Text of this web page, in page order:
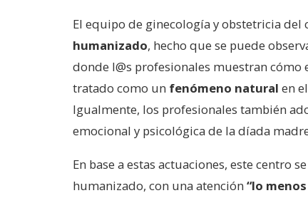
El equipo de ginecología y obstetricia del
humanizado, hecho que se puede
donde l@s profesionales muestran cómo
tratado como un fenómeno natural en
Igualmente, los profesionales también
emocional y psicológica de la díada
En base a estas actuaciones, este centro
humanizado, con una atención “lo